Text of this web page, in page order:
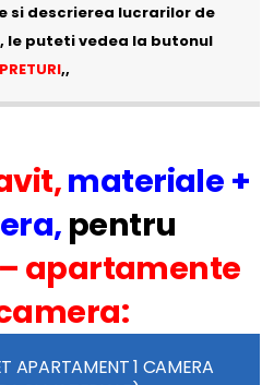
si descrierea lucrarilor de
le puteti vedea la butonul
PRETURI,,
materiale +
pentru
apartamente
APARTAMENT 1 CAMERA